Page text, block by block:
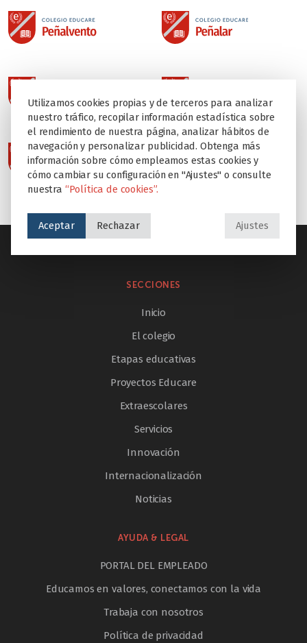
SECCIONES
Inicio
El colegio
Etapas educativas
Proyectos Educare
Extraescolares
Servicios
Innovación
Internacionalización
Noticias
AYUDA & LEGAL
PORTAL DEL EMPLEADO
Educamos en valores, conectamos con la vida
Trabaja con nosotros
Política de privacidad
Utilizamos cookies propias y de terceros para analizar
nuestro tráfico, recopilar información estadística sobre
el rendimiento de nuestra página, analizar hábitos de
navegación y personalizar publicidad. Obtenga más
información sobre cómo empleamos estas cookies y
cómo cambiar su configuración en "Ajustes" o consulte
nuestra “Política de cookies”.
Aceptar Rechazar Ajustes